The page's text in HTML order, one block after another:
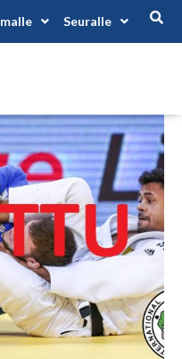
Seuralle